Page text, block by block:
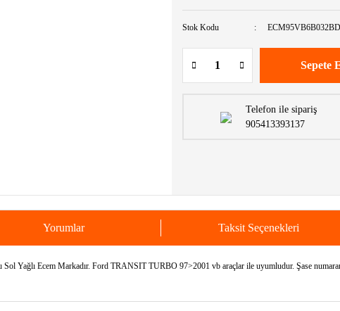
Stok Kodu ECM95VB6B032BD
Sepete
Telefon ile sipariş
905413393137
Yorumlar Taksit Seçenekleri
Yağlı Ecem Markadır. Ford TRANSIT TURBO 97>2001 vb araçlar ile uyumludur. Şase